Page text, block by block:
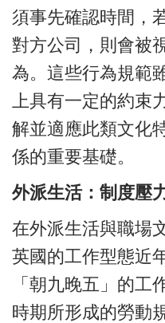
須事先確認時間，
對方公司，則會被
為。這些行為規範
上具有一定的約束
解並適應此類文化
係的重要基礎。
外派生活：制度壓
在外派生活與職場
英國的工作型態近
「朝九晚五」的工
時期所形成的勞動